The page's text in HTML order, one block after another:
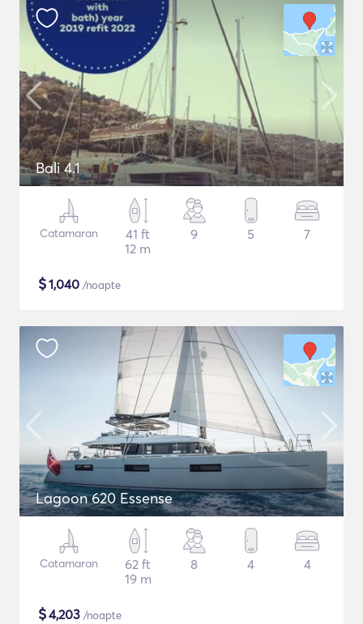
Bali 4.1
Catamaran
41 ft
12 m
9 5 7
$1,040 /noapte
Lagoon 620 Essense
Catamaran
62 ft
19 m
8 4 4
$4,203 /noapte